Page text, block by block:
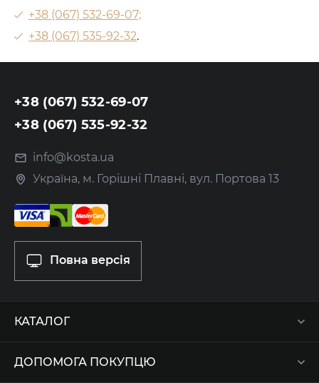
+38 (067) 532-69-07;
+38 (067) 535-92-32.
+38 (067) 532-69-07
+38 (067) 535-92-32
info@kosta.ua
Україна, м. Горішні Плавні, вул. Портова 13
Повна версія
КАТАЛОГ
ДОПОМОГА ПОКУПЦЮ